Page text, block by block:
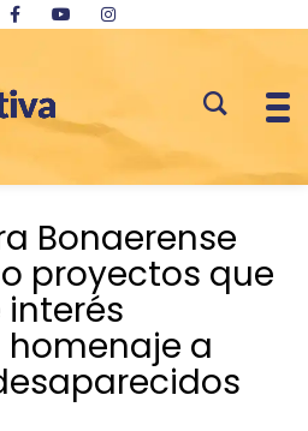
Bonaerense
proyectos que
a